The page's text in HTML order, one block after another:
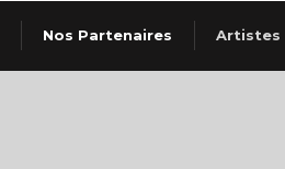
Nos Partenaires Artistes